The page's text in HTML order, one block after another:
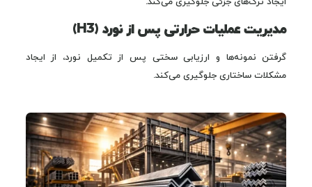
مدیریت عملیات حرارتی پس از نورد (H3)
گرفتن نمونه‌ها و ارزیابی سختی پس از تکمیل نورد، از ایجاد
مشکلات ساختاری جلوگیری می‌کند.